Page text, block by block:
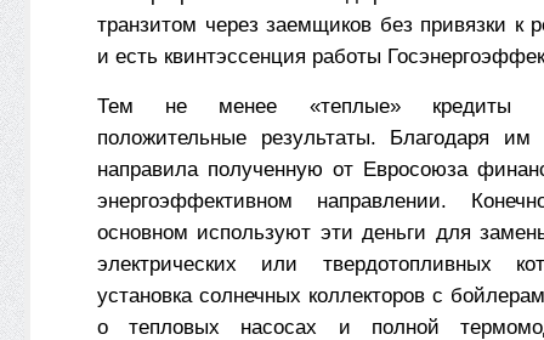
транзитом через заемщиков без привязки к
и есть квинтэссенция работы
Тем не менее «теплые» кредиты
положительные результаты. Благодаря им
направила полученную от Евросоюза
энергоэффективном направлении.
основном используют эти деньги для
электрических или твердотопливных
установка солнечных коллекторов с
о тепловых насосах и полной